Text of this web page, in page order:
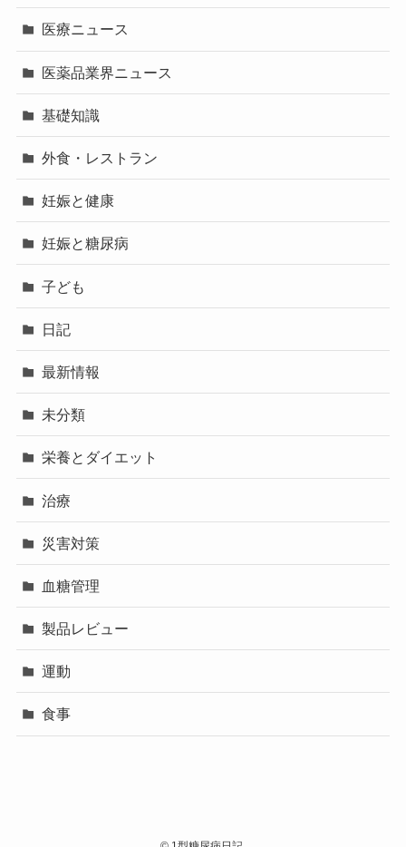
医療ニュース
医薬品業界ニュース
基礎知識
外食・レストラン
妊娠と健康
妊娠と糖尿病
子ども
日記
最新情報
未分類
栄養とダイエット
治療
災害対策
血糖管理
製品レビュー
運動
食事